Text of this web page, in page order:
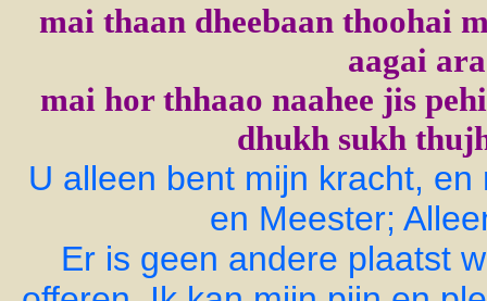
mai thaan dheebaan thoohai
aagai
mai hor thhaao naahee jis
dhukh sukh
U alleen bent mijn kracht,
en Meester;
Er is geen andere plaatst